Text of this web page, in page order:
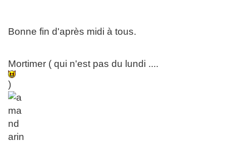
Bonne fin d'après midi à tous.
Mortimer ( qui n'est pas du lundi ....
)